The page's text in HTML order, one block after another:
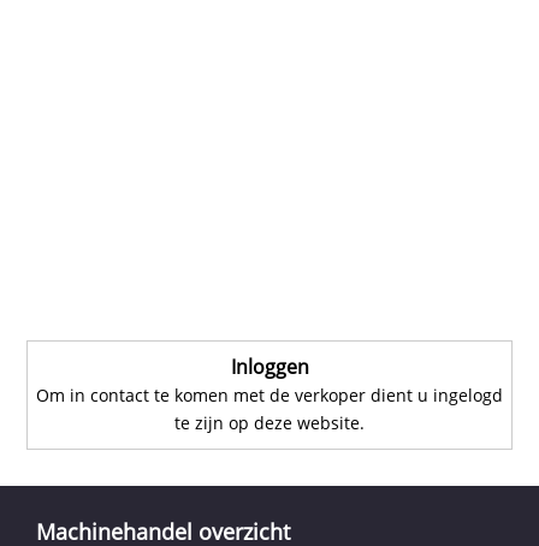
Inloggen
Om in contact te komen met de verkoper dient u ingelogd
te zijn op deze website.
Machinehandel overzicht